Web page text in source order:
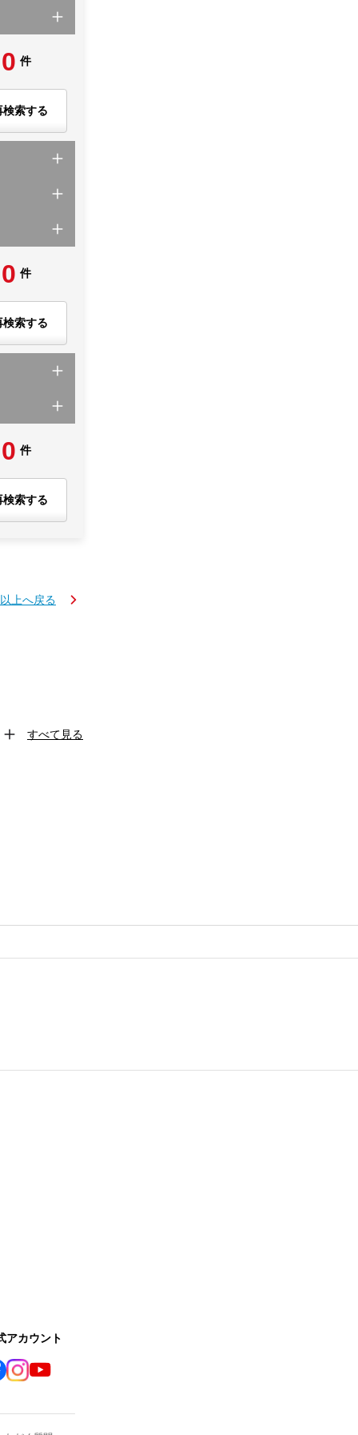
0 件
検索する
0 件
検索する
0 件
検索する
上へ戻る
すべて見る
アカウント